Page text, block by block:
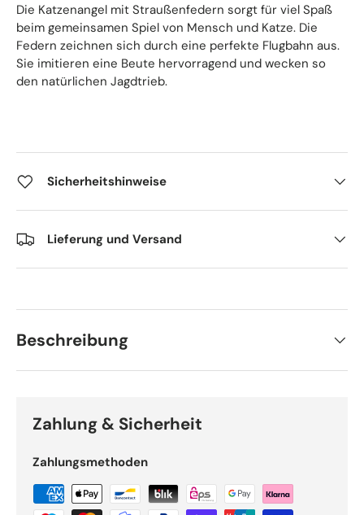
Die Katzenangel mit Straußenfedern sorgt für viel Spaß
beim gemeinsamen Spiel von Mensch und Katze. Die
Federn zeichnen sich durch eine perfekte Flugbahn aus.
Sie imitieren eine Beute hervorragend und wecken so
den natürlichen Jagdtrieb.
Sicherheitshinweise
Lieferung und Versand
Beschreibung
Zahlung & Sicherheit
Zahlungsmethoden